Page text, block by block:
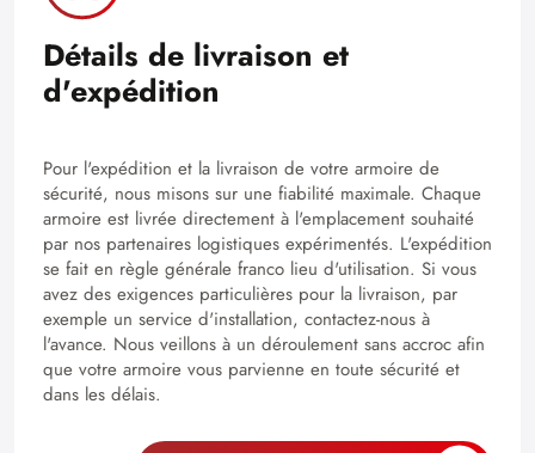
Détails de livraison et
d'expédition
Pour l'expédition et la livraison de votre armoire de
sécurité, nous misons sur une fiabilité maximale. Chaque
armoire est livrée directement à l'emplacement souhaité
par nos partenaires logistiques expérimentés. L'expédition
se fait en règle générale franco lieu d'utilisation. Si vous
avez des exigences particulières pour la livraison, par
exemple un service d'installation, contactez-nous à
l'avance. Nous veillons à un déroulement sans accroc afin
que votre armoire vous parvienne en toute sécurité et
dans les délais.